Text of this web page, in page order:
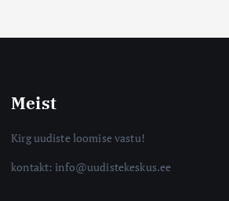
Meist
Kirg uudiste loomise vastu!
kontakt: info@uudistekeskus.ee